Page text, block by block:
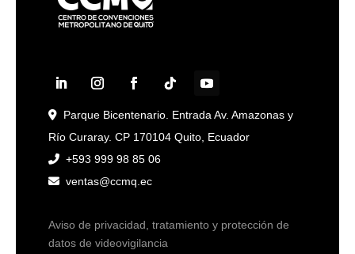
Parque Bicentenario. Entrada Av. Amazonas y
Río Curaray. CP 170104 Quito, Ecuador
+593 999 98 85 06
ventas@ccmq.ec
Aviso de privacidad, tratamiento y protección de
datos de videovigilancia